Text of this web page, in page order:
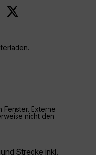
Fenster. Externe
nicht den
Strecke inkl.